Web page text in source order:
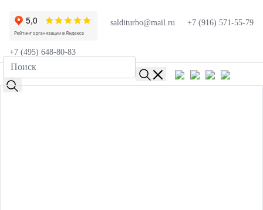
salditurbo@mail.ru +7 (916) 571-55-79
+7 (495) 648-80-83